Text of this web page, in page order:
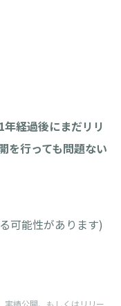
経過後にまだリリ
を行っても問題ない
可能性があります)
実績公開、もしくはリリー